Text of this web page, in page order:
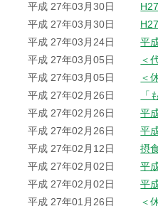
平成 27年03月30日
平成 27年03月30日
平成 27年03月24日
平
平成 27年03月05日
＜
平成 27年03月05日
＜
平成 27年02月26日
「
平成 27年02月26日
平
平成 27年02月26日
平
平成 27年02月12日
摂
平成 27年02月02日
平
平成 27年02月02日
平
平成 27年01月26日
＜